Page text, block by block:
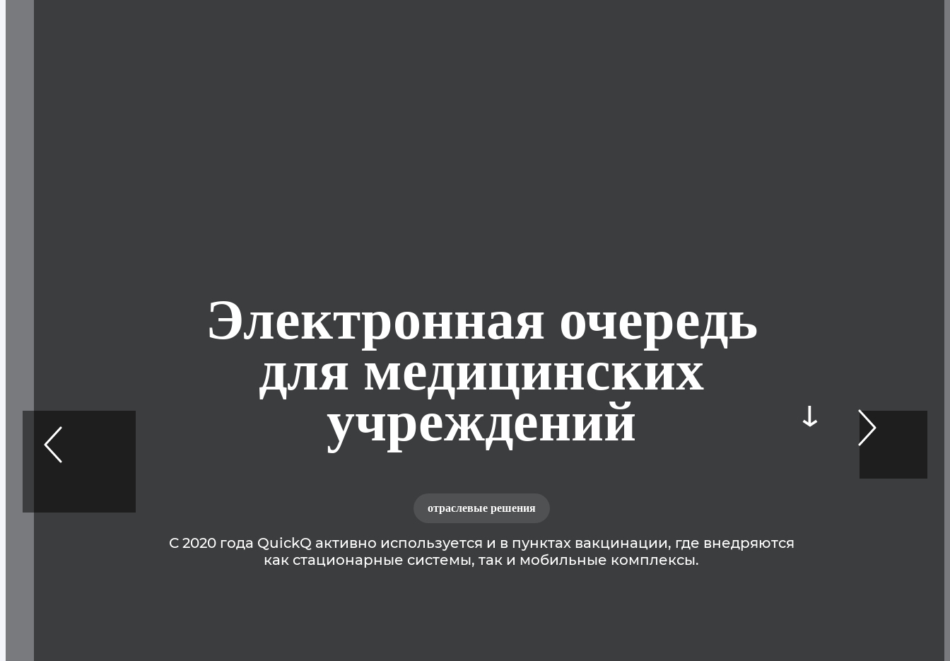
Электронная очередь
для медицинских
учреждений
отраслевые решения
С 2020 года QuickQ активно используется и в пунктах вакцинации, где внедряются
как стационарные системы, так и мобильные комплексы.